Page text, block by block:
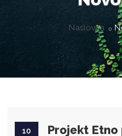
Naslovna
10
Projekt Etno